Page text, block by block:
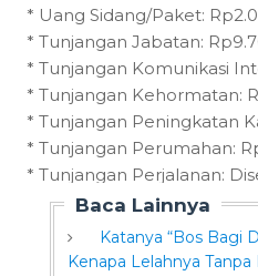
* Uang Sidang/Paket:
* Tunjangan Jabatan:
* Tunjangan Komunikasi
* Tunjangan Kehormatan:
* Tunjangan Peningkatan
* Tunjangan Perumahan:
* Tunjangan Perjalanan:
Baca Lainnya
Katanya “Bos Bagi
Kenapa Lelahnya Tanpa